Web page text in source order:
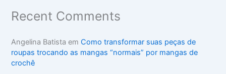
Recent Comments
Angelina Batista em Como transformar suas peças de
roupas trocando as mangas “normais” por mangas de
crochê